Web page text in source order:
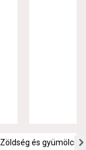
Zöldség és gyümölcs